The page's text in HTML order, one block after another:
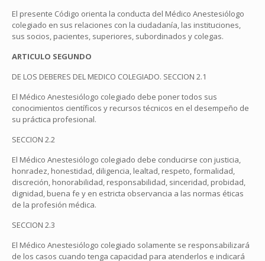
El presente Código orienta la conducta del Médico Anestesiólogo
colegiado en sus relaciones con la ciudadanía, las instituciones,
sus socios, pacientes, superiores, subordinados y colegas.
ARTICULO SEGUNDO
DE LOS DEBERES DEL MEDICO COLEGIADO. SECCION 2.1
El Médico Anestesiólogo colegiado debe poner todos sus
conocimientos científicos y recursos técnicos en el desempeño de
su práctica profesional.
SECCION 2.2
El Médico Anestesiólogo colegiado debe conducirse con justicia,
honradez, honestidad, diligencia, lealtad, respeto, formalidad,
discreción, honorabilidad, responsabilidad, sinceridad, probidad,
dignidad, buena fe y en estricta observancia a las normas éticas
de la profesión médica.
SECCION 2.3
El Médico Anestesiólogo colegiado solamente se responsabilizará
de los casos cuando tenga capacidad para atenderlos e indicará